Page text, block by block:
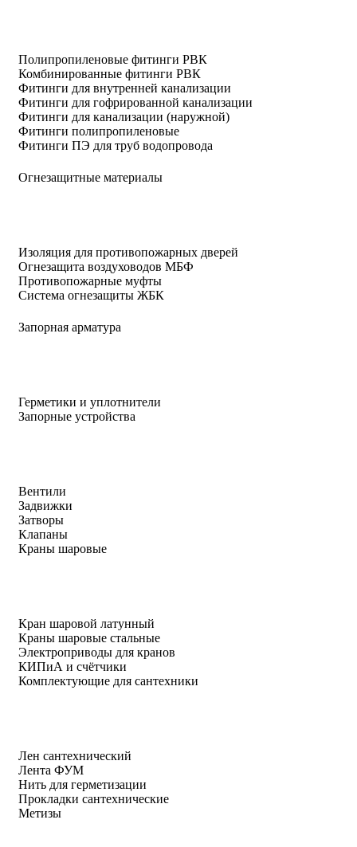
Полипропиленовые фитинги РВК
Комбинированные фитинги РВК
Фитинги для внутренней канализации
Фитинги для гофрированной канализации
Фитинги для канализации (наружной)
Фитинги полипропиленовые
Фитинги ПЭ для труб водопровода
Огнезащитные материалы
Изоляция для противопожарных дверей
Огнезащита воздуховодов МБФ
Противопожарные муфты
Система огнезащиты ЖБК
Запорная арматура
Герметики и уплотнители
Запорные устройства
Вентили
Задвижки
Затворы
Клапаны
Краны шаровые
Кран шаровой латунный
Краны шаровые стальные
Электроприводы для кранов
КИПиА и счётчики
Комплектующие для сантехники
Лен сантехнический
Лента ФУМ
Нить для герметизации
Прокладки сантехнические
Метизы